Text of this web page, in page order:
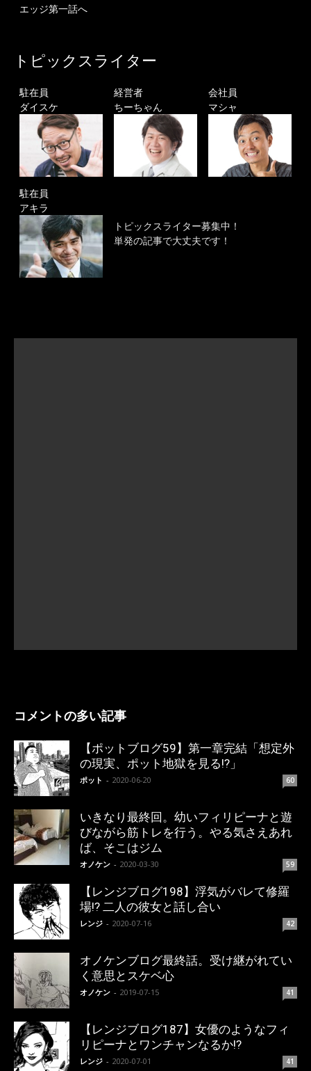
エッジ第一話へ
トピックスライター
駐在員
ダイスケ
経営者
ちーちゃん
会社員
マシャ
駐在員
アキラ
トピックスライター募集中！
単発の記事で大丈夫です！
コメントの多い記事
【ポットブログ59】第一章完結「想定外
の現実、ポット地獄を見る!?」
ポット - 2020-06-20 60
いきなり最終回。幼いフィリピーナと遊
びながら筋トレを行う。やる気さえあれ
ば、そこはジム
オノケン - 2020-03-30 59
【レンジブログ198】浮気がバレて修羅
場!? 二人の彼女と話し合い
レンジ - 2020-07-16 42
オノケンブログ最終話。受け継がれてい
く意思とスケベ心
オノケン - 2019-07-15 41
【レンジブログ187】女優のようなフィ
リピーナとワンチャンなるか!?
レンジ - 2020-07-01 41